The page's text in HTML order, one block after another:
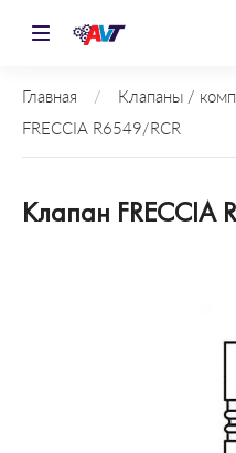
Главная / Клапаны /
FRECCIA R6549/RCR
Клапан FRECCIA